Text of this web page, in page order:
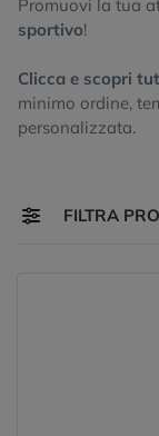
Promuovi la tua
sportivo!
Clicca e scopri
minimo ordine,
personalizzata.
ToggleFILTRA